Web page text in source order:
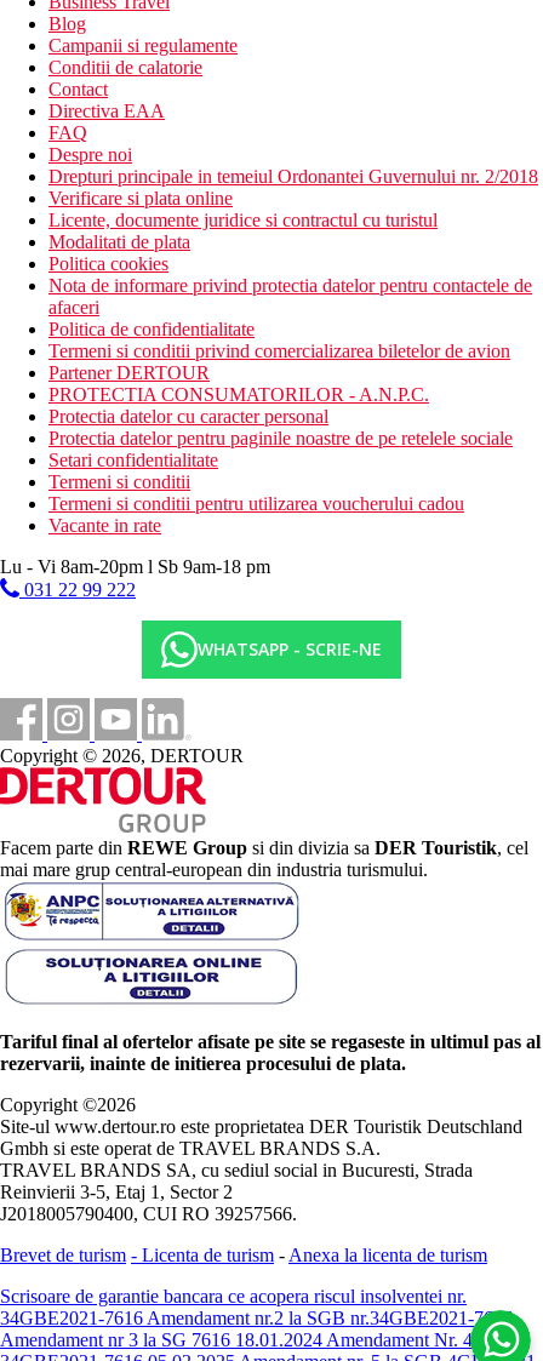
Blog
Campanii si regulamente
Conditii de calatorie
Contact
Directiva EAA
FAQ
Despre noi
Drepturi principale in temeiul Ordonantei Guvernului nr. 2/2018
Verificare si plata online
Licente, documente juridice si contractul cu turistul
Modalitati de plata
Politica cookies
Nota de informare privind protectia datelor pentru contactele de
afaceri
Politica de confidentialitate
Termeni si conditii privind comercializarea biletelor de avion
Partener DERTOUR
PROTECTIA CONSUMATORILOR - A.N.P.C.
Protectia datelor cu caracter personal
Protectia datelor pentru paginile noastre de pe retelele sociale
Setari confidentialitate
Termeni si conditii
Termeni si conditii pentru utilizarea voucherului cadou
Vacante in rate
Lu - Vi 8am-20pm l Sb 9am-18 pm
031 22 99 222
WHATSAPP - SCRIE-NE
Copyright © 2026, DERTOUR
Facem parte din REWE Group si din divizia sa DER Touristik, cel
mai mare grup central-european din industria turismului.
Tariful final al ofertelor afisate pe site se regaseste in ultimul pas al
rezervarii, inainte de initierea procesului de plata.
Copyright ©2026
Site-ul www.dertour.ro este proprietatea DER Touristik Deutschland
Gmbh si este operat de TRAVEL BRANDS S.A.
TRAVEL BRANDS SA, cu sediul social in Bucuresti, Strada
Reinvierii 3-5, Etaj 1, Sector 2
J2018005790400, CUI RO 39257566.
Brevet de turism - Licenta de turism - Anexa la licenta de turism
Scrisoare de garantie bancara ce acopera riscul insolventei nr.
34GBE2021-7616 Amendament nr.2 la SGB nr.34GBE2021-7616
Amendament nr 3 la SG 7616 18.01.2024 Amendament Nr. 4 -